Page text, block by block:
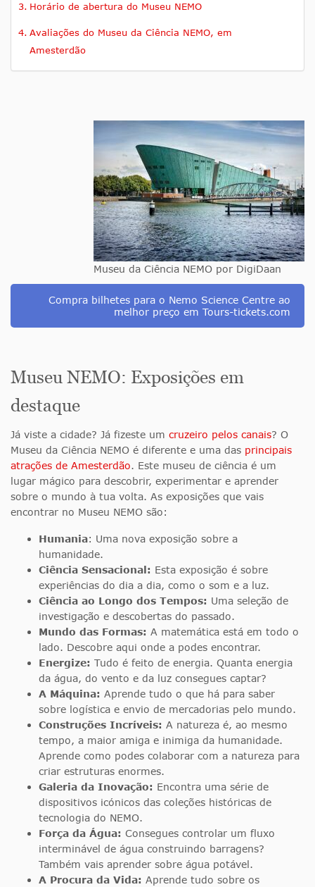
Horário de abertura do Museu NEMO
Avaliações do Museu da Ciência NEMO, em
Amesterdão
Museu da Ciência NEMO por DigiDaan
Compra bilhetes para o Nemo Science Centre ao
melhor preço em Tours-tickets.com
Museu NEMO: Exposições em
destaque
Já viste a cidade? Já fizeste um cruzeiro pelos canais? O
Museu da Ciência NEMO é diferente e uma das principais
atrações de Amesterdão. Este museu de ciência é um
lugar mágico para descobrir, experimentar e aprender
sobre o mundo à tua volta. As exposições que vais
encontrar no Museu NEMO são:
Humania: Uma nova exposição sobre a
humanidade.
Ciência Sensacional: Esta exposição é sobre
experiências do dia a dia, como o som e a luz.
Ciência ao Longo dos Tempos: Uma seleção de
investigação e descobertas do passado.
Mundo das Formas: A matemática está em todo o
lado. Descobre aqui onde a podes encontrar.
Energize: Tudo é feito de energia. Quanta energia
da água, do vento e da luz consegues captar?
A Máquina: Aprende tudo o que há para saber
sobre logística e envio de mercadorias pelo mundo.
Construções Incríveis: A natureza é, ao mesmo
tempo, a maior amiga e inimiga da humanidade.
Aprende como podes colaborar com a natureza para
criar estruturas enormes.
Galeria da Inovação: Encontra uma série de
dispositivos icónicos das coleções históricas de
tecnologia do NEMO.
Força da Água: Consegues controlar um fluxo
interminável de água construindo barragens?
Também vais aprender sobre água potável.
A Procura da Vida: Aprende tudo sobre os